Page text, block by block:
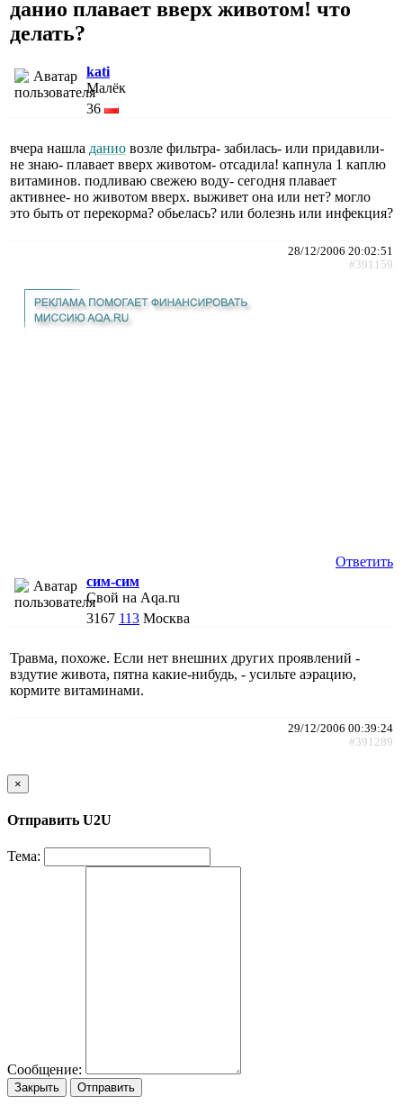
данио плавает вверх животом! что
делать?
kati
Малёк
36
вчера нашла данио возле фильтра- забилась- или придавили-
не знаю- плавает вверх животом- отсадила! капнула 1 каплю
витаминов. подливаю свежею воду- сегодня плавает
активнее- но животом вверх. выживет она или нет? могло
это быть от перекорма? обьелась? или болезнь или инфекция?
28/12/2006 20:02:51
#391159
Ответить
сим-сим
Свой на Aqa.ru
3167 113 Москва
Травма, похоже. Если нет внешних других проявлений -
вздутие живота, пятна какие-нибудь, - усильте аэрацию,
кормите витаминами.
29/12/2006 00:39:24
#391289
×
Отправить U2U
Тема:
Сообщение:
Закрыть Отправить